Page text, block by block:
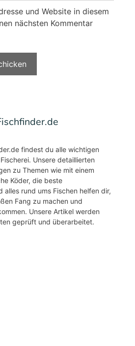
und Website in diesem
nächsten Kommentar
findest du alle wichtigen
Unsere detaillierten
zu Themen wie mit einem
Köder, die beste
alles rund ums Fischen helfen dir,
Fang zu machen und
Unsere Artikel werden
geprüft und überarbeitet.